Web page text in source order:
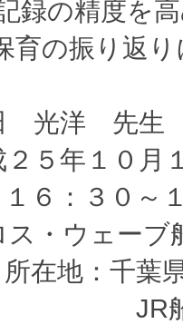
録の精度を
り返り
洋 先生
年１０月
～１８：
・ウェーブ
葉県船
駅か